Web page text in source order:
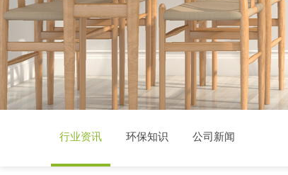
行业资讯 环保知识 公司新闻